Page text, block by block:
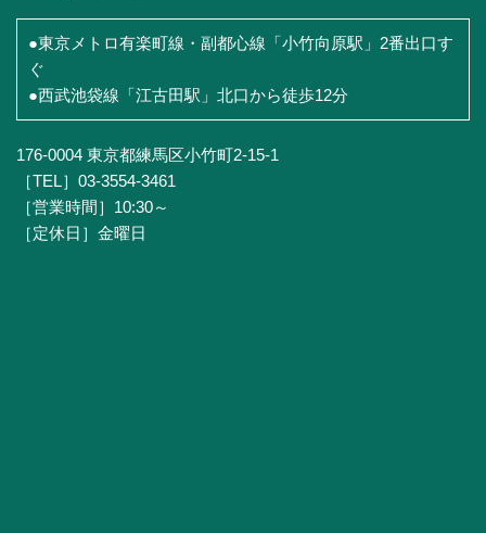
●東京メトロ有楽町線・副都心線「小竹向原駅」2番出口す
ぐ
●西武池袋線「江古田駅」北口から徒歩12分
176-0004 東京都練馬区小竹町2-15-1
［TEL］03-3554-3461
［営業時間］10:30～
［定休日］金曜日